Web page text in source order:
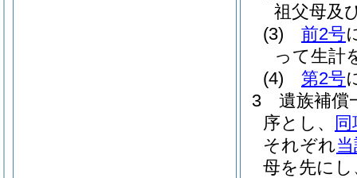
祖父母及
(3)
前2号
って生計
(4)
第2号
3
遺族補償
序とし、
それぞれ
母を先に